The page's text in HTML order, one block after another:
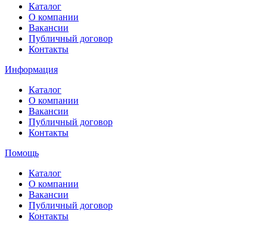
Каталог
О компании
Вакансии
Публичный договор
Контакты
Информация
Каталог
О компании
Вакансии
Публичный договор
Контакты
Помощь
Каталог
О компании
Вакансии
Публичный договор
Контакты